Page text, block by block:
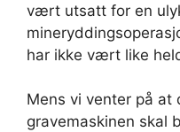
vært utsatt for en
har ikke vært like
Mens vi venter på at
gravemaskinen skal